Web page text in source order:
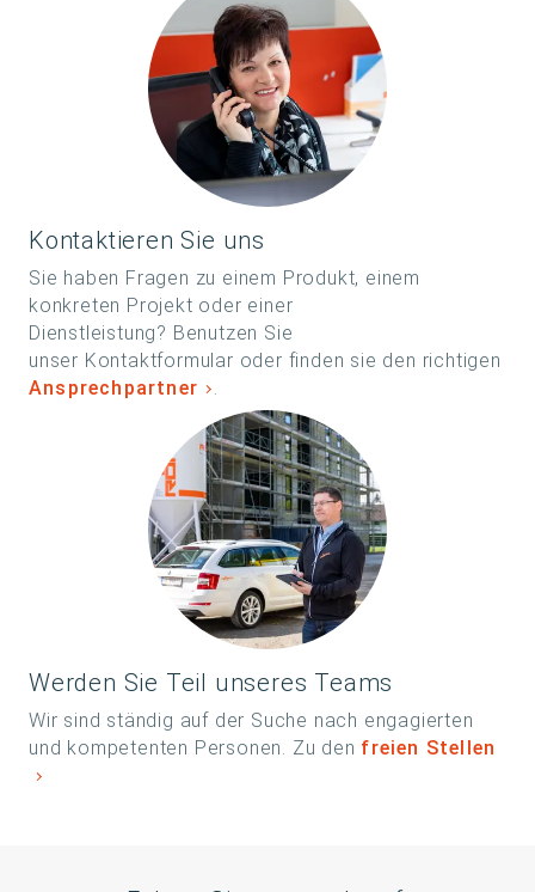
Kontaktieren Sie uns
Sie haben Fragen zu einem Produkt, einem
konkreten Projekt oder einer
Dienstleistung? Benutzen Sie
unser Kontaktformular oder finden sie den richtigen
Ansprechpartner
.
Werden Sie Teil unseres Teams
Wir sind ständig auf der Suche nach engagierten
und kompetenten Personen. Zu den freien Stellen